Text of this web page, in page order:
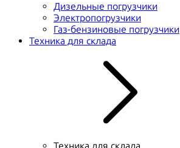
Дизельные погрузчики
Электропогрузчики
Газ-бензиновые погрузчики
Техника для склада